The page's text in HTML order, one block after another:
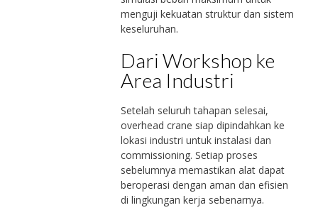
menguji kekuatan struktur dan sistem
keseluruhan.
Dari Workshop ke
Area Industri
Setelah seluruh tahapan selesai,
overhead crane siap dipindahkan ke
lokasi industri untuk instalasi dan
commissioning. Setiap proses
sebelumnya memastikan alat dapat
beroperasi dengan aman dan efisien
di lingkungan kerja sebenarnya.